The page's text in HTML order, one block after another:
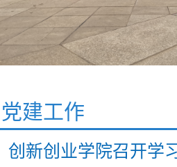
党建工作
创新创业学院召开学